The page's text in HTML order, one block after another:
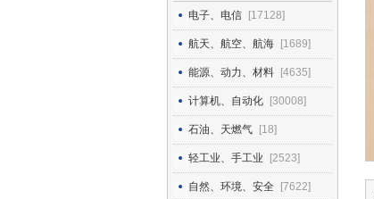
电子、电信 [17128]
航天、航空、航海 [1689]
能源、动力、材料 [4635]
计算机、自动化 [30008]
石油、天燃气 [18]
轻工业、手工业 [2523]
自然、环境、安全 [7622]